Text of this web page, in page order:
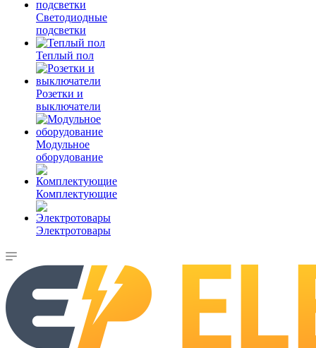
Светодиодные
подсветки
Теплый пол
Розетки и
выключатели
Модульное
оборудование
Комплектующие
Электротовары